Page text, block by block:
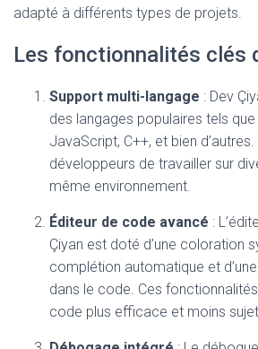
adapté à différents types de projets.
Les fonctionnalités clés
Support multi-langage : Dev
des langages populaires tels
JavaScript, C++, et bien
développeurs de travailler sur
même environnement.
Éditeur de code avancé :
Çiyan est doté d’une coloration
complétion automatique et
dans le code. Ces
code plus efficace et moins